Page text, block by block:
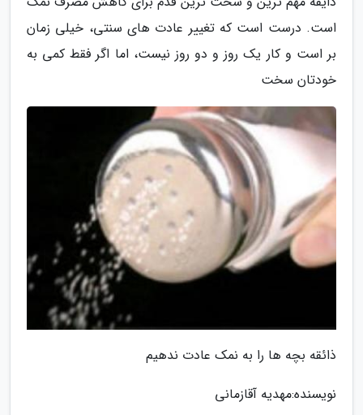
است. درست است که تغییر عادت های سنتی، خیلی زمان
بر است و کار یک روز و دو روز نیست، اما اگر فقط کمی به
خودتان سخت
ذائقه بچه ها را به نمک عادت ندهیم
نویسنده:مهدیه آقازمانی